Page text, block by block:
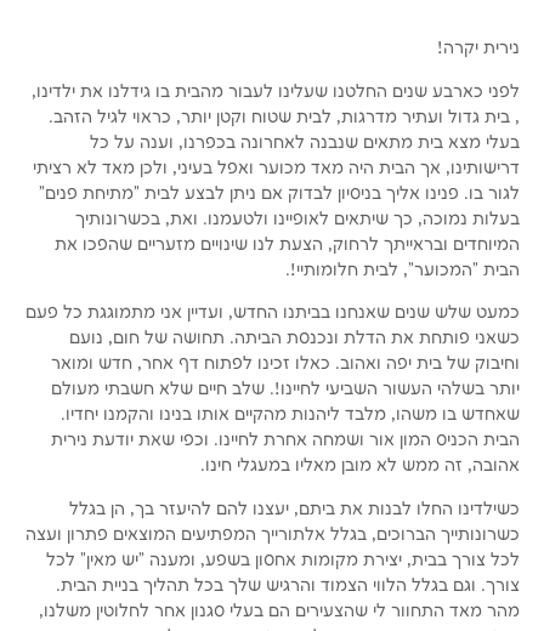
נירית יקרה!
לפני כארבע שנים החלטנו שעלינו לעבור מהבית בו גידלנו את ילדינו,
, בית גדול ועתיר מדרגות, לבית שטוח וקטן יותר, כראוי לגיל הזהב.
בעלי מצא בית מתאים שנבנה לאחרונה בכפרנו, וענה על כל
דרישותינו, אך הבית היה מאד מכוער ואפל בעיני, ולכן מאד לא רציתי
לגור בו. פנינו אליך בניסיון לבדוק אם ניתן לבצע לבית "מתיחת פנים"
בעלות נמוכה, כך שיתאים לאופיינו ולטעמנו. ואת, בכשרונותיך
המיוחדים ובראייתך לרחוק, הצעת לנו שינויים מזעריים שהפכו את
הבית "המכוער", לבית חלומותיי!.
כמעט שלש שנים שאנחנו בביתנו החדש, ועדיין אני מתמוגגת כל פעם
כשאני פותחת את הדלת ונכנסת הביתה. תחושה של חום, נועם
וחיבוק של בית יפה ואהוב. כאלו זכינו לפתוח דף אחר, חדש ומואר
יותר בשלהי העשור השביעי לחיינו!. שלב חיים שלא חשבתי מעולם
שאחדש בו משהו, מלבד ליהנות מהקיים אותו בנינו והקמנו יחדיו.
הבית הכניס המון אור ושמחה אחרת לחיינו. וכפי שאת יודעת נירית
אהובה, זה ממש לא מובן מאליו במעגלי חינו.
כשילדינו החלו לבנות את ביתם, יעצנו להם להיעזר בך, הן בגלל
כשרונותייך הברוכים, בגלל אלתורייך המפתיעים המוצאים פתרון ועצה
לכל צורך בבית, יצירת מקומות אחסון בשפע, ומענה "יש מאין" לכל
צורך. וגם בגלל הלווי הצמוד והרגיש שלך בכל תהליך בניית הבית.
מהר מאד התחוור לי שהצעירים הם בעלי סגנון אחר לחלוטין משלנו,